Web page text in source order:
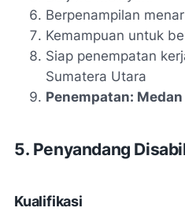
Berpenampilan
Kemampuan untuk
Siap penempatan
Sumatera Utara
Penempatan: Medan
5. Penyandang
Kualifikasi